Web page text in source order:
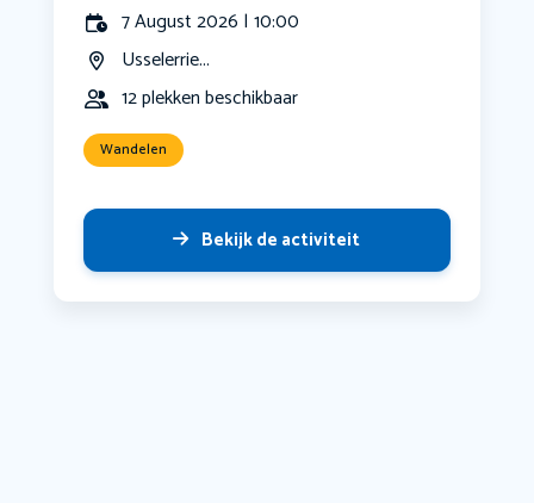
7 August 2026 | 10:00
Usselerrie...
12 plekken beschikbaar
Wandelen
Bekijk de activiteit